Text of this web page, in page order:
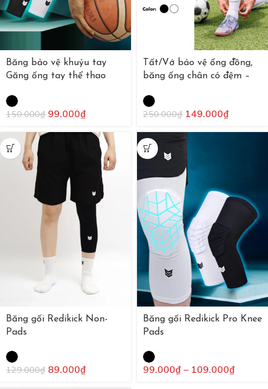
Băng bảo vệ khuỷu tay
Găng ống tay thể thao
150.000₫ 99.000₫
Tất/Vớ bảo vệ ống đồng,
băng ống chân có đệm –
250.000₫ 149.000₫
Băng gối Redikick Non-
Pads
129.000₫ 89.000₫
Băng gối Redikick Pro Knee
Pads
99.000₫ – 109.000₫